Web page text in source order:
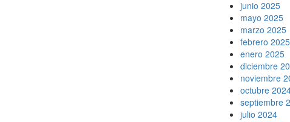
junio 2025
mayo 2025
marzo 2025
febrero 2025
enero 2025
diciembre
noviembre
octubre
septiembre
julio 2024